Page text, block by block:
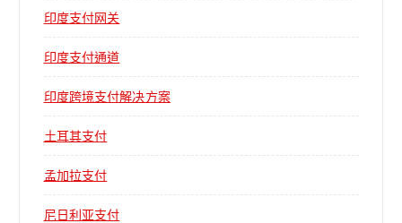
印度支付网关
印度支付通道
印度跨境支付解决方案
土耳其支付
孟加拉支付
尼日利亚支付